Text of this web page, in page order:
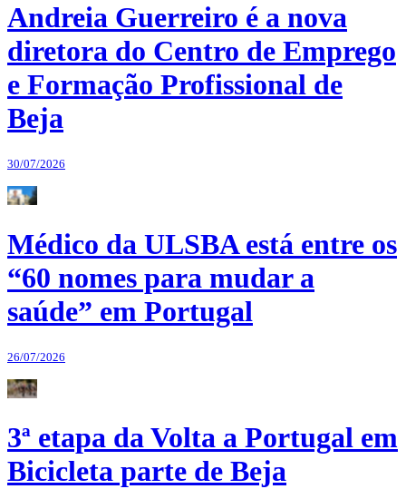
Andreia Guerreiro é a nova
diretora do Centro de Emprego
e Formação Profissional de
Beja
30/07/2026
Médico da ULSBA está entre os
“60 nomes para mudar a
saúde” em Portugal
26/07/2026
3ª etapa da Volta a Portugal em
Bicicleta parte de Beja